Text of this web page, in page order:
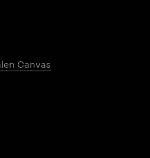
Canvas